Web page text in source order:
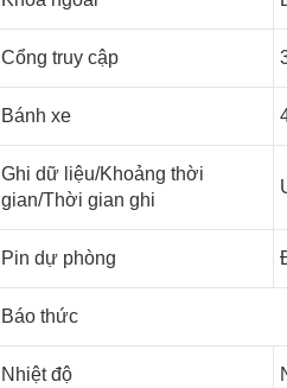
Cổng truy cập
Bánh xe
Ghi dữ liệu/Khoảng thời
gian/Thời gian ghi
Pin dự phòng
Báo thức
Nhiệt độ